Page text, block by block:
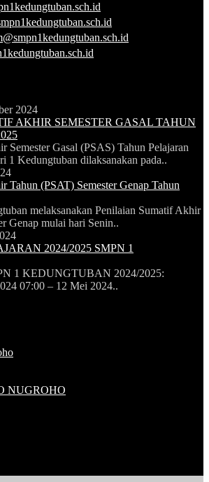
2024
AKHIR SEMESTER GASAL TAHUN
Semester Gasal (PSAS) Tahun Pelajaran
1 Kedungtuban dilaksanakan pada..
Tahun (PSAT) Semester Genap Tahun
melaksanakan Penilaian Sumatif Akhir
Genap mulai hari Senin..
2024/2025 SMPN 1
1 KEDUNGTUBAN 2024/2025:
07:00 – 12 Mei 2024..
NUGROHO